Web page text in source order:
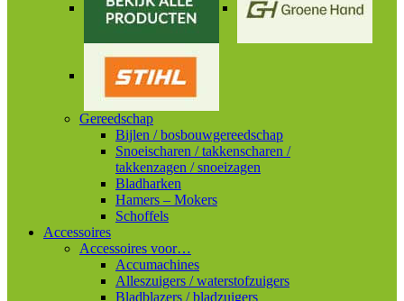
Gereedschap
Bijlen / bosbouwgereedschap
Snoeischaren / takkenscharen /
takkenzagen / snoeizagen
Bladharken
Hamers – Mokers
Schoffels
Accessoires
Accessoires voor…
Accumachines
Alleszuigers / waterstofzuigers
Bladblazers / bladzuigers